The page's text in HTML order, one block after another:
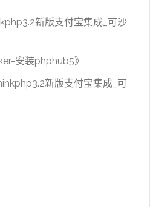
新版支付宝集成_可沙
安装phphub5》
新版支付宝集成_可